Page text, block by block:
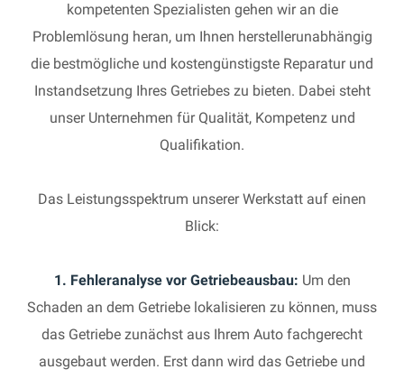
kompetenten Spezialisten gehen wir an die
Problemlösung heran, um Ihnen herstellerunabhängig
die bestmögliche und kostengünstigste Reparatur und
Instandsetzung Ihres Getriebes zu bieten. Dabei steht
unser Unternehmen für Qualität, Kompetenz und
Qualifikation.
Das Leistungsspektrum unserer Werkstatt auf einen
Blick:
1. Fehleranalyse vor Getriebeausbau: Um den
Schaden an dem Getriebe lokalisieren zu können, muss
das Getriebe zunächst aus Ihrem Auto fachgerecht
ausgebaut werden. Erst dann wird das Getriebe und